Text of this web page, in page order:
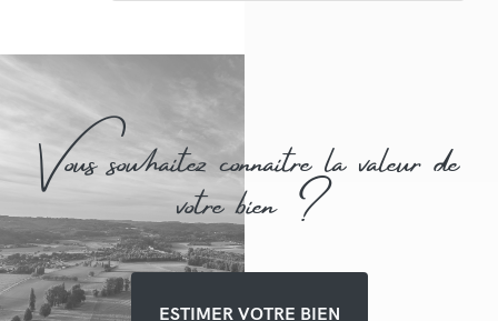
Vous souhaitez connaitre la valeur de
votre bien ?
ESTIMER VOTRE BIEN